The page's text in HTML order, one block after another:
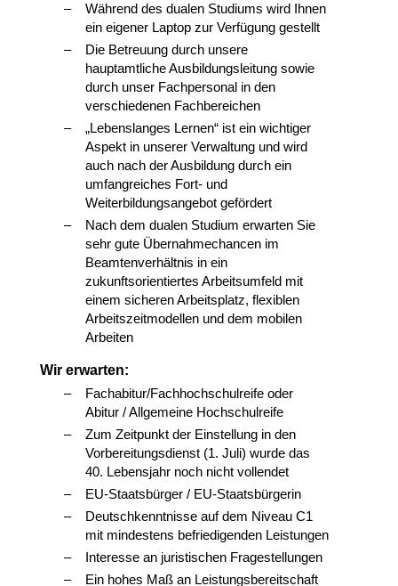
Während des dualen Studiums wird Ihnen
ein eigener Laptop zur Verfügung gestellt
Die Betreuung durch unsere
hauptamtliche Ausbildungsleitung sowie
durch unser Fachpersonal in den
verschiedenen Fachbereichen
„Lebenslanges Lernen“ ist ein wichtiger
Aspekt in unserer Verwaltung und wird
auch nach der Ausbildung durch ein
umfangreiches Fort- und
Weiterbildungsangebot gefördert
Nach dem dualen Studium erwarten Sie
sehr gute Übernahmechancen im
Beamtenverhältnis in ein
zukunftsorientiertes Arbeitsumfeld mit
einem sicheren Arbeitsplatz, flexiblen
Arbeitszeitmodellen und dem mobilen
Arbeiten
Wir erwarten:
Fachabitur/Fachhochschulreife oder
Abitur / Allgemeine Hochschulreife
Zum Zeitpunkt der Einstellung in den
Vorbereitungsdienst (1. Juli) wurde das
40. Lebensjahr noch nicht vollendet
EU-Staatsbürger / EU-Staatsbürgerin
Deutschkenntnisse auf dem Niveau C1
mit mindestens befriedigenden Leistungen
Interesse an juristischen Fragestellungen
Ein hohes Maß an Leistungsbereitschaft